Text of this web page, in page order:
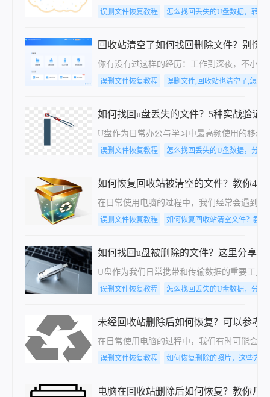
误删文件恢复教程 怎么找回丢失的U盘数据，转转
回收站清空了如何找回删除文件？别慌
你有没有过这样的经历：工作到深夜，不小
误删文件恢复教程 误删文件,回收站也清空了,怎么
如何找回u盘丢失的文件？5种实战验证
U盘作为日常办公与学习中最高频使用的移动
误删文件恢复教程 怎么找回丢失的U盘数据，分享
如何恢复回收站被清空的文件？教你4招
在日常使用电脑的过程中，我们经常会遇到
误删文件恢复教程 如何恢复回收站清空文件？教你
如何找回u盘被删除的文件？这里分享了
U盘作为我们日常携带和传输数据的重要工具
误删文件恢复教程 怎么找回丢失的U盘数据，分享
未经回收站删除后如何恢复？可以参考
在日常使用电脑的过程中，我们有时可能会
误删文件恢复教程 如何恢复删除的照片，这些方法
电脑在回收站删除后如何恢复？教你几